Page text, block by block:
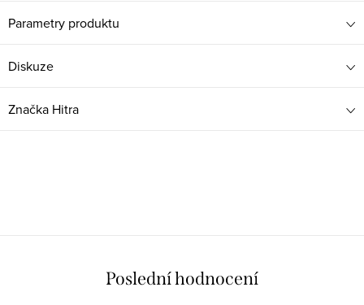
Parametry produktu
Diskuze
Značka Hitra
Poslední hodnocení